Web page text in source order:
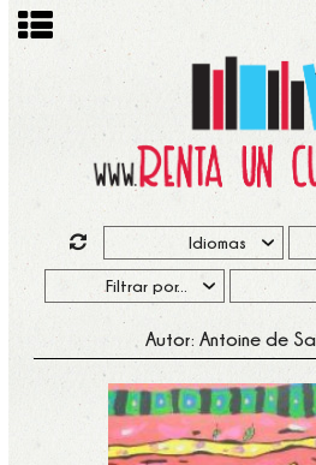
Autor: Antoine de